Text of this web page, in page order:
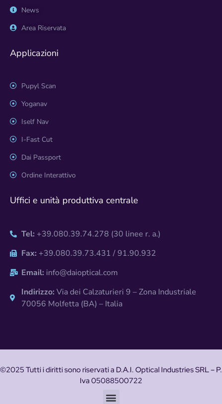
News
Area Riservata
Applicazioni
Pupyl Scan
Yoganav
Iself Nav
I-Fast Cut
Dai Passport
Ordine Interattivo
Uffici e unità produttiva centrale
Tel: +39.080.39.74.278 (30 linee r. a.)
Fax: +39.080.39.73.431 / 91.90.932
Email: info@daioptical.com
Indirizzo: Via dei Calzaturieri 9 – Zona Industriale
70056 Molfetta (BA) – Italia
©2025 Tutti i diritti sono riservati a D.A.I. Optical Industries SRL – P.
Iva 05088500722